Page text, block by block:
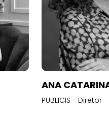
ANA
PUBLICIS - Diretor